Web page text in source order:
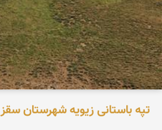
تپه باستانی زیویه شهرستان سقز